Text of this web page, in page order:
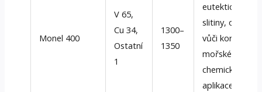
Monel 400
V 65,
Cu 34,
Ostatní
1
1300–
1350
eutektické
slitiny, odolný
vůči korozi,
mořské a
chemické
aplikace